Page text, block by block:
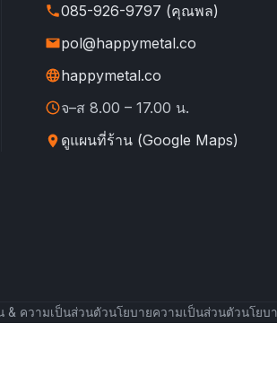
085-926-9797 (คุณพล)
pol@happymetal.co
happymetal.co
จ–ส 8.00 – 17.00 น.
ดูแผนที่ร้าน (Google Maps)
& ความเป็นส่วนตัวนโยบายความเป็นส่วนตัวนโยบ